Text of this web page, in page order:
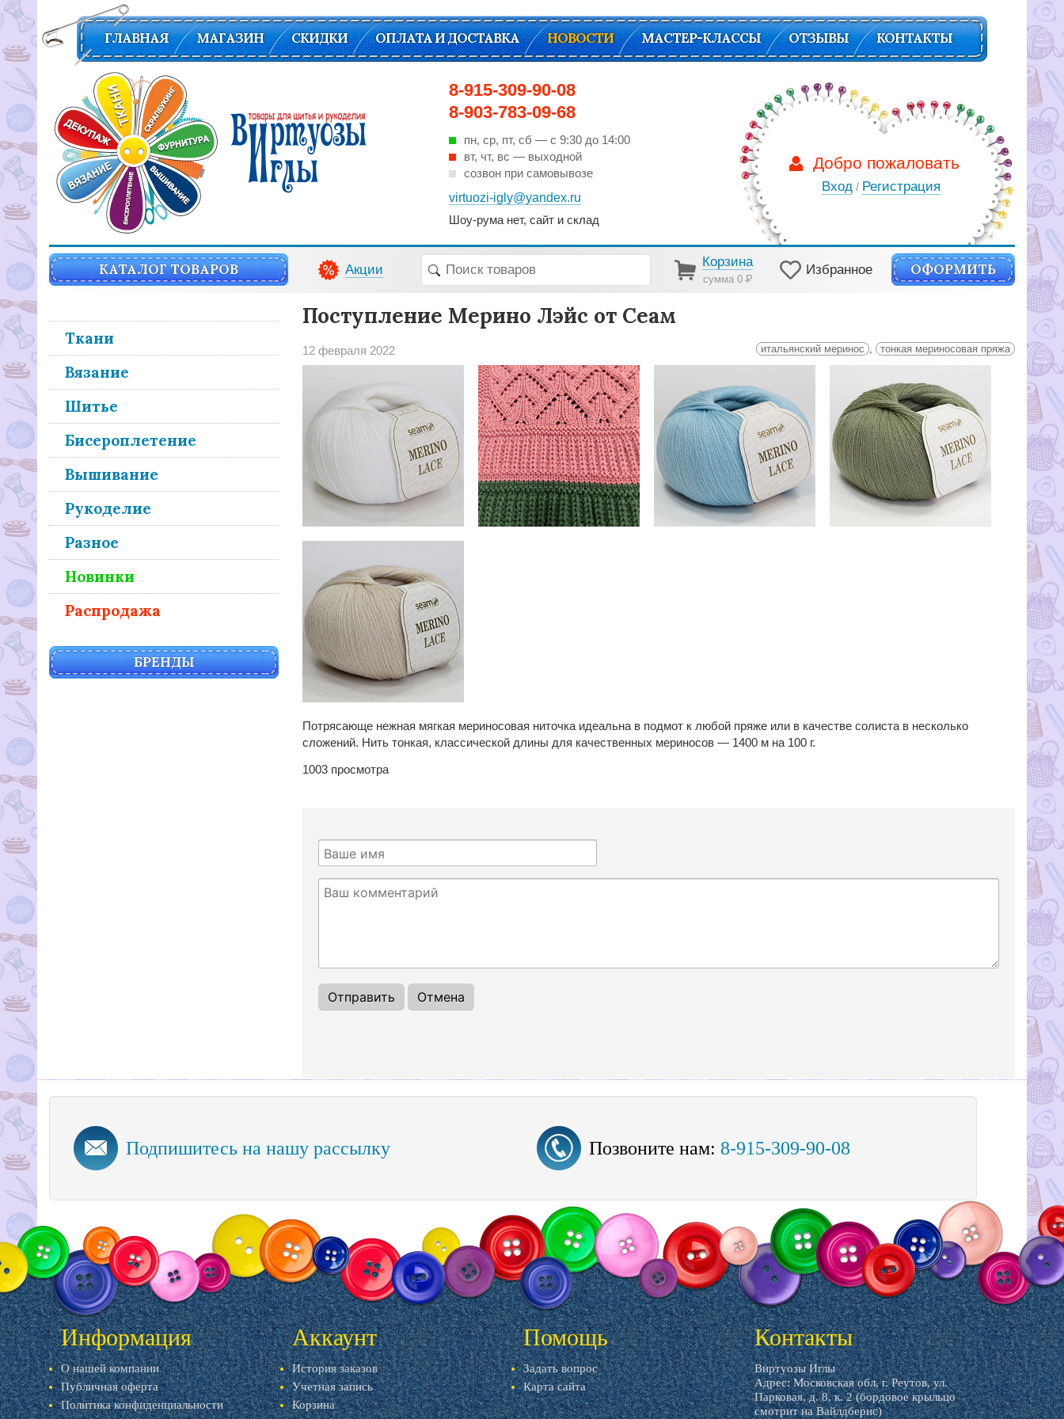
8-915-309-90-08
8-903-783-09-68
пн, ср, пт, cб — с 9:30 до 14:00
вт, чт, вс — выходной
созвон при самовывозе
virtuozi-igly@yandex.ru
Шоу-рума нет, сайт и склад
ГЛАВНАЯ МАГАЗИН СКИДКИ ОПЛАТА И ДОСТАВКА НОВОСТИ МАСТЕР-КЛАССЫ ОТЗЫВЫ КОНТАКТЫ
Добро пожаловать
Вход / Регистрация
КАТАЛОГ ТОВАРОВ Акции
Корзина
сумма 0Р
Избранное ОФОРМИТЬ
Ткани
Вязание
Шитье
Бисероплетение
Вышивание
Рукоделие
Разное
Новинки
Распродажа
БРЕНДЫ
Поступление Мерино Лэйс от Сеам
12 февраля 2022 итальянский меринос тонкая мериносовая пряжа
Потрясающе нежная мягкая мериносовая ниточка идеальна в подмот к любой пряже или в качестве солиста в несколько
сложений. Нить тонкая, классической длины для качественных мериносов — 1400 м на 100 г.
1003 просмотра
Подпишитесь на нашу рассылку Позвоните нам: 8-915-309-90-08
Информация
О нашей компании
Публичная оферта
Политика конфиденциальности
Аккаунт
История заказов
Учетная запись
Корзина
Помощь
Задать вопрос
Карта сайта
Контакты
Виртуозы Иглы
Адрес: Московская обл, г. Реутов, ул.
Парковая, д. 8, к. 2 (бордовое крыльцо
смотрит на Вайлдберис)